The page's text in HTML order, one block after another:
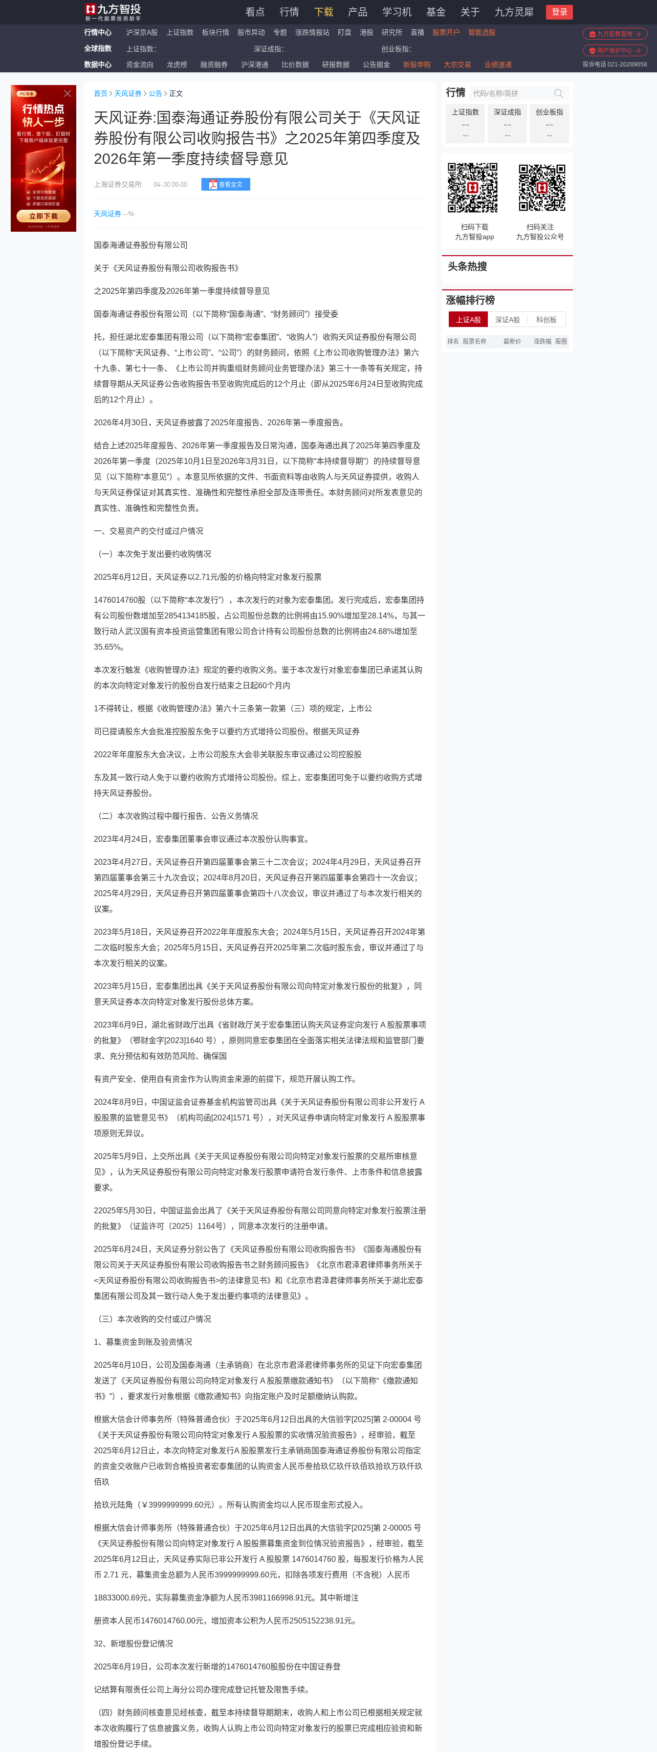
看点 行情 下载 产品 学习机 基金 关于 九方灵犀 登录
行情中心 沪深京A股 上证指数 板块行情 股市异动 专题 涨跌情报站 盯盘 港股 研究所 直播 股票开户 智能选股 九方投教基地
用户保护中心
投诉电话 021-20289058
全球指数 上证指数： 深证成指： 创业板指：
恒生指数： 国企指数： 红筹指数：
数据中心 资金流向 龙虎榜 融资融券 沪深港通 比价数据 研报数据 公告掘金 新股申购 大宗交易 业绩速递
首页 天风证券 公告 正文
天风证券:国泰海通证券股份有限公司关于《天风证
券股份有限公司收购报告书》之2025年第四季度及
2026年第一季度持续督导意见
上海证券交易所 04-30 00:00 查看全文
天风证券 --%
国泰海通证券股份有限公司
关于《天风证券股份有限公司收购报告书》
之2025年第四季度及2026年第一季度持续督导意见
国泰海通证券股份有限公司（以下简称“国泰海通”、“财务顾问”）接受委
托，担任湖北宏泰集团有限公司（以下简称“宏泰集团”、“收购人”）收购天风证券股份有限公司
（以下简称“天风证券、“上市公司”、“公司”）的财务顾问，依照《上市公司收购管理办法》第六
十九条、第七十一条、《上市公司并购重组财务顾问业务管理办法》第三十一条等有关规定，持
续督导期从天风证券公告收购报告书至收购完成后的12个月止（即从2025年6月24日至收购完成
后的12个月止）。
2026年4月30日，天风证券披露了2025年度报告、2026年第一季度报告。
结合上述2025年度报告、2026年第一季度报告及日常沟通，国泰海通出具了2025年第四季度及
2026年第一季度（2025年10月1日至2026年3月31日，以下简称“本持续督导期”）的持续督导意
见（以下简称“本意见”）。本意见所依据的文件、书面资料等由收购人与天风证券提供，收购人
与天风证券保证对其真实性、准确性和完整性承担全部及连带责任。本财务顾问对所发表意见的
真实性、准确性和完整性负责。
一、交易资产的交付或过户情况
（一）本次免于发出要约收购情况
2025年6月12日，天风证券以2.71元/股的价格向特定对象发行股票
1476014760股（以下简称“本次发行”），本次发行的对象为宏泰集团。发行完成后，宏泰集团持
有公司股份数增加至2854134185股，占公司股份总数的比例将由15.90%增加至28.14%，与其一
致行动人武汉国有资本投资运营集团有限公司合计持有公司股份总数的比例将由24.68%增加至
35.65%。
本次发行触发《收购管理办法》规定的要约收购义务。鉴于本次发行对象宏泰集团已承诺其认购
的本次向特定对象发行的股份自发行结束之日起60个月内
1不得转让，根据《收购管理办法》第六十三条第一款第（三）项的规定，上市公
司已提请股东大会批准控股股东免于以要约方式增持公司股份。根据天风证券
2022年年度股东大会决议，上市公司股东大会非关联股东审议通过公司控股股
东及其一致行动人免于以要约收购方式增持公司股份。综上，宏泰集团可免于以要约收购方式增
持天风证券股份。
（二）本次收购过程中履行报告、公告义务情况
2023年4月24日，宏泰集团董事会审议通过本次股份认购事宜。
2023年4月27日，天风证券召开第四届董事会第三十二次会议；2024年4月29日，天风证券召开
第四届董事会第三十九次会议；2024年8月20日，天风证券召开第四届董事会第四十一次会议；
2025年4月29日，天风证券召开第四届董事会第四十八次会议，审议并通过了与本次发行相关的
议案。
2023年5月18日，天风证券召开2022年年度股东大会；2024年5月15日，天风证券召开2024年第
二次临时股东大会；2025年5月15日，天风证券召开2025年第二次临时股东会，审议并通过了与
本次发行相关的议案。
2023年5月15日，宏泰集团出具《关于天风证券股份有限公司向特定对象发行股份的批复》，同
意天风证券本次向特定对象发行股份总体方案。
2023年6月9日，湖北省财政厅出具《省财政厅关于宏泰集团认购天风证券定向发行 A 股股票事项
的批复》（鄂财金字[2023]1640 号），原则同意宏泰集团在全面落实相关法律法规和监管部门要
求、充分预估和有效防范风险、确保国
有资产安全、使用自有资金作为认购资金来源的前提下，规范开展认购工作。
2024年8月9日，中国证监会证券基金机构监管司出具《关于天风证券股份有限公司非公开发行 A
股股票的监管意见书》（机构司函[2024]1571 号），对天风证券申请向特定对象发行 A 股股票事
项原则无异议。
2025年5月9日，上交所出具《关于天风证券股份有限公司向特定对象发行股票的交易所审核意
见》，认为天风证券股份有限公司向特定对象发行股票申请符合发行条件、上市条件和信息披露
要求。
22025年5月30日，中国证监会出具了《关于天风证券股份有限公司同意向特定对象发行股票注册
的批复》（证监许可〔2025〕1164号），同意本次发行的注册申请。
2025年6月24日，天风证券分别公告了《天风证券股份有限公司收购报告书》《国泰海通股份有
限公司关于天风证券股份有限公司收购报告书之财务顾问报告》《北京市君泽君律师事务所关于
<天风证券股份有限公司收购报告书>的法律意见书》和《北京市君泽君律师事务所关于湖北宏泰
集团有限公司及其一致行动人免于发出要约事项的法律意见》。
（三）本次收购的交付或过户情况
1、募集资金到账及验资情况
2025年6月10日，公司及国泰海通（主承销商）在北京市君泽君律师事务所的见证下向宏泰集团
发送了《天风证券股份有限公司向特定对象发行 A 股股票缴款通知书》（以下简称“《缴款通知
书》”），要求发行对象根据《缴款通知书》向指定账户及时足额缴纳认购款。
根据大信会计师事务所（特殊普通合伙）于2025年6月12日出具的大信验字[2025]第 2-00004 号
《关于天风证券股份有限公司向特定对象发行 A 股股票的实收情况验资报告》，经审验，截至
2025年6月12日止，本次向特定对象发行A 股股票发行主承销商国泰海通证券股份有限公司指定
的资金交收账户已收到合格投资者宏泰集团的认购资金人民币叁拾玖亿玖仟玖佰玖拾玖万玖仟玖
佰玖
拾玖元陆角（￥3999999999.60元）。所有认购资金均以人民币现金形式投入。
根据大信会计师事务所（特殊普通合伙）于2025年6月12日出具的大信验字[2025]第 2-00005 号
《天风证券股份有限公司向特定对象发行 A 股股票募集资金到位情况验资报告》，经审验，截至
2025年6月12日止，天风证券实际已非公开发行 A 股股票 1476014760 股，每股发行价格为人民
币 2.71 元，募集资金总额为人民币3999999999.60元，扣除各项发行费用（不含税）人民币
18833000.69元，实际募集资金净额为人民币3981166998.91元。其中新增注
册资本人民币1476014760.00元，增加资本公积为人民币2505152238.91元。
32、新增股份登记情况
2025年6月19日，公司本次发行新增的1476014760股股份在中国证券登
记结算有限责任公司上海分公司办理完成登记托管及限售手续。
（四）财务顾问核查意见经核查，截至本持续督导期期末，收购人和上市公司已根据相关规定就
本次收购履行了信息披露义务，收购人认购上市公司向特定对象发行的股票已完成相应验资和新
增股份登记手续。
行情
上证指数
--
--
深证成指
--
--
创业板指
--
--
扫码下载
九方智投app
扫码关注
九方智投公众号
头条热搜
涨幅排行榜
上证A股 深证A股 科创板
排名 股票名称 最新价 涨跌幅 股圈